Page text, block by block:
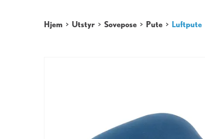
Hjem > Utstyr > Sovepose > Pute > Luftpute